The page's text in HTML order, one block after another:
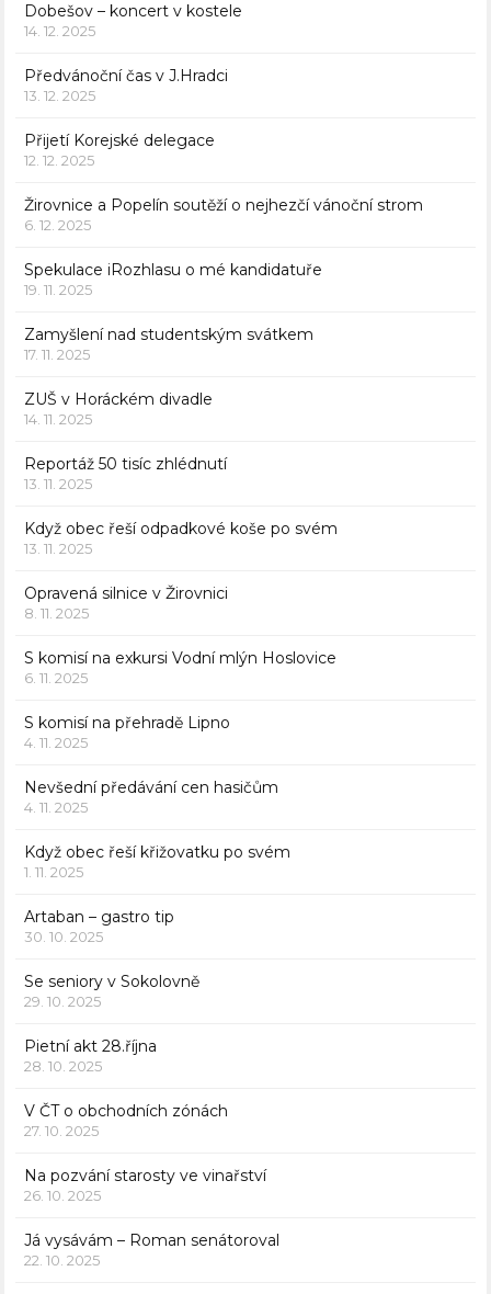
Dobešov – koncert v kostele
14. 12. 2025
Předvánoční čas v J.Hradci
13. 12. 2025
Přijetí Korejské delegace
12. 12. 2025
Žirovnice a Popelín soutěží o nejhezčí vánoční strom
6. 12. 2025
Spekulace iRozhlasu o mé kandidatuře
19. 11. 2025
Zamyšlení nad studentským svátkem
17. 11. 2025
ZUŠ v Horáckém divadle
14. 11. 2025
Reportáž 50 tisíc zhlédnutí
13. 11. 2025
Když obec řeší odpadkové koše po svém
13. 11. 2025
Opravená silnice v Žirovnici
8. 11. 2025
S komisí na exkursi Vodní mlýn Hoslovice
6. 11. 2025
S komisí na přehradě Lipno
4. 11. 2025
Nevšední předávání cen hasičům
4. 11. 2025
Když obec řeší křižovatku po svém
1. 11. 2025
Artaban – gastro tip
30. 10. 2025
Se seniory v Sokolovně
29. 10. 2025
Pietní akt 28.října
28. 10. 2025
V ČT o obchodních zónách
27. 10. 2025
Na pozvání starosty ve vinařství
26. 10. 2025
Já vysávám – Roman senátoroval
22. 10. 2025